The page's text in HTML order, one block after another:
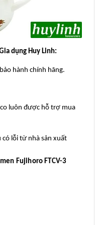
dụng Huy Linh:
hành chính hãng.
luôn được hỗ trợ mua
có lỗi từ nhà sản xuất
Fujihoro FTCV-3